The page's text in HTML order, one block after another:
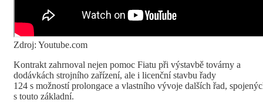
Zdroj: Youtube.com
Kontrakt zahrnoval nejen pomoc Fiatu při výstavbě továrny a
dodávkách strojního zařízení, ale i licenční stavbu řady
124 s možností prolongace a vlastního vývoje dalších řad,
s touto základní.